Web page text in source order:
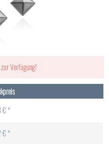
Verfügung!
€ *
€ *